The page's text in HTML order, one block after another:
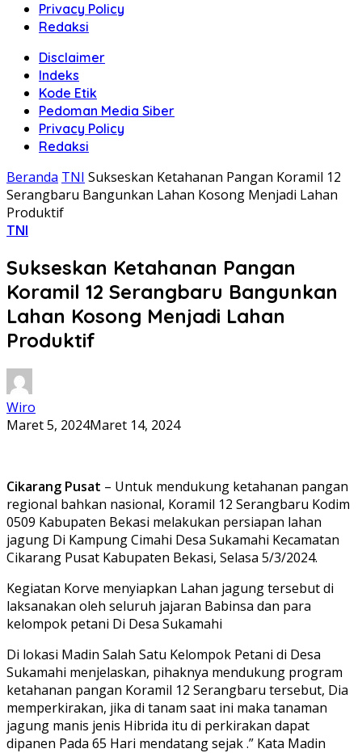
Privacy Policy
Redaksi
Disclaimer
Indeks
Kode Etik
Pedoman Media Siber
Privacy Policy
Redaksi
Beranda TNI Sukseskan Ketahanan Pangan Koramil 12
Serangbaru Bangunkan Lahan Kosong Menjadi Lahan
Produktif
TNI
Sukseskan Ketahanan Pangan
Koramil 12 Serangbaru Bangunkan
Lahan Kosong Menjadi Lahan
Produktif
Wiro
Maret 5, 2024Maret 14, 2024
Cikarang Pusat – Untuk mendukung ketahanan pangan
regional bahkan nasional, Koramil 12 Serangbaru Kodim
0509 Kabupaten Bekasi melakukan persiapan lahan
jagung Di Kampung Cimahi Desa Sukamahi Kecamatan
Cikarang Pusat Kabupaten Bekasi, Selasa 5/3/2024.
Kegiatan Korve menyiapkan Lahan jagung tersebut di
laksanakan oleh seluruh jajaran Babinsa dan para
kelompok petani Di Desa Sukamahi
Di lokasi Madin Salah Satu Kelompok Petani di Desa
Sukamahi menjelaskan, pihaknya mendukung program
ketahanan pangan Koramil 12 Serangbaru tersebut, Dia
memperkirakan, jika di tanam saat ini maka tanaman
jagung manis jenis Hibrida itu di perkirakan dapat
dipanen Pada 65 Hari mendatang sejak .” Kata Madin